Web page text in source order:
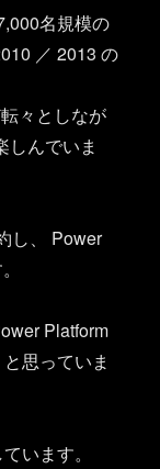
名規模の
／ 2013 の
々としなが
しんでいま
し、 Power
Platform
思っていま
います。